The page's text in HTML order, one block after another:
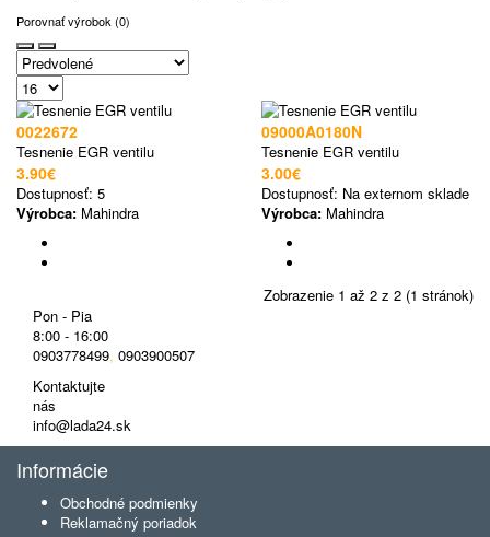
Porovnať výrobok (0)
0022672
Tesnenie EGR ventilu
3.90€
Dostupnosť: 5
Výrobca: Mahindra
09000A0180N
Tesnenie EGR ventilu
3.00€
Dostupnosť: Na externom sklade
Výrobca: Mahindra
Zobrazenie 1 až 2 z 2 (1 stránok)
Pon - Pia
8:00 - 16:00
0903778499, 0903900507
Kontaktujte
nás
info@lada24.sk
Informácie
Obchodné podmienky
Reklamačný poriadok